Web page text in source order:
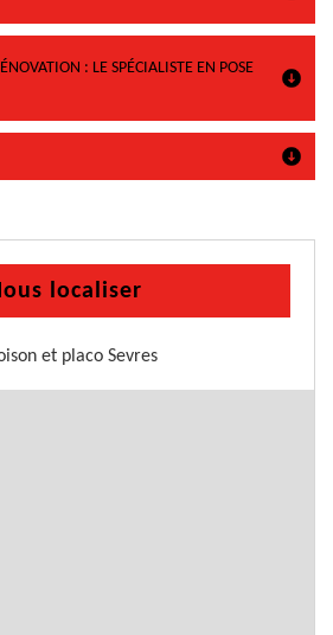
: LE SPÉCIALISTE EN POSE
localiser
et placo Sevres